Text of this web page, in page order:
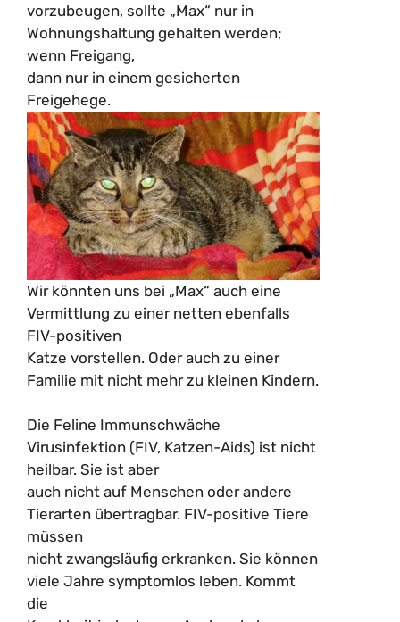
vorzubeugen, sollte „Max“ nur in
Wohnungshaltung gehalten werden;
wenn Freigang,
dann nur in einem gesicherten
Freigehege.
Wir könnten uns bei „Max“ auch eine
Vermittlung zu einer netten ebenfalls
FIV-positiven
Katze vorstellen. Oder auch zu einer
Familie mit nicht mehr zu kleinen Kindern.
Die Feline Immunschwäche
Virusinfektion (FIV, Katzen-Aids) ist nicht
heilbar. Sie ist aber
auch nicht auf Menschen oder andere
Tierarten übertragbar. FIV-positive Tiere
müssen
nicht zwangsläufig erkranken. Sie können
viele Jahre symptomlos leben. Kommt
die